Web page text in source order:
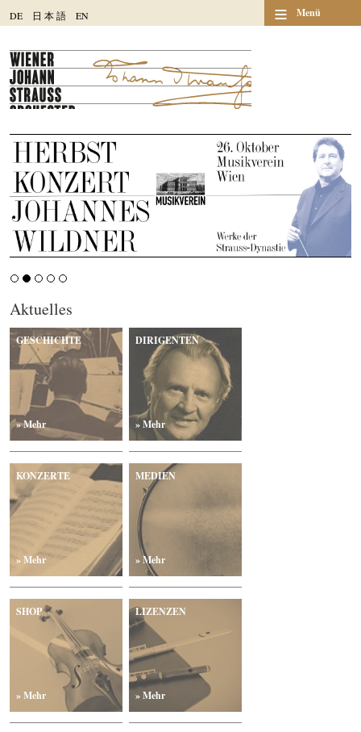
DE 日 本語 EN ≡ Menü
Aktuelles
GESCHICHTE
» Mehr
DIRIGENTEN
» Mehr
KONZERTE
» Mehr
MEDIEN
» Mehr
SHOP
» Mehr
LIZENZEN
» Mehr